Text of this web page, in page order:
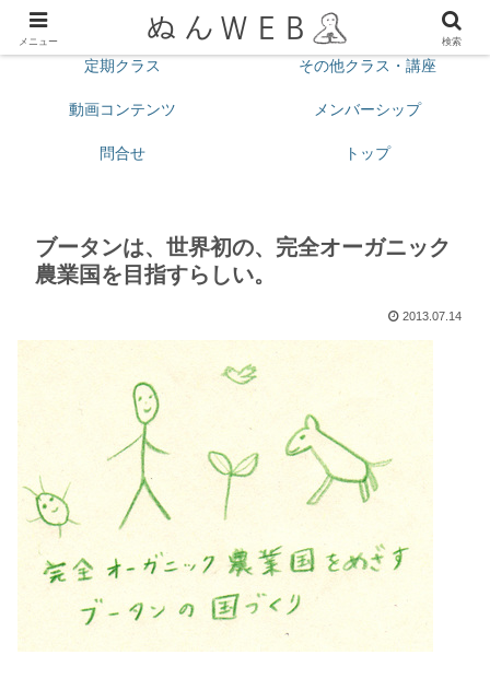
プロフィール 今月の予定
定期クラス その他クラス・講座
動画コンテンツ メンバーシップ
問合せ トップ
ブータンは、世界初の、完全オーガニック
農業国を目指すらしい。
2013.07.14
メニュー 検索